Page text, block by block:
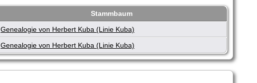
Stammbaum
Genealogie von Herbert Kuba (Linie Kuba)
Genealogie von Herbert Kuba (Linie Kuba)